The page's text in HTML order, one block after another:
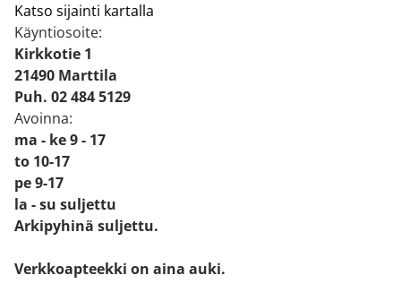
Katso sijainti kartalla
Käyntiosoite:
Kirkkotie 1
21490 Marttila
Puh. 02 484 5129
Avoinna:
ma - ke 9 - 17
to 10-17
pe 9-17
la - su suljettu
Arkipyhinä suljettu.
Verkkoapteekki on aina auki.